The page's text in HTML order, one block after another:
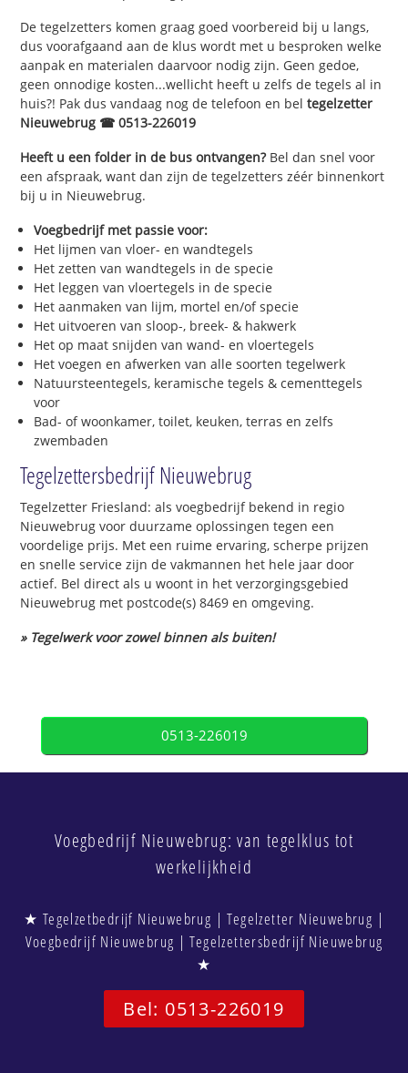
De tegelzetters komen graag goed voorbereid bij u langs,
dus voorafgaand aan de klus wordt met u besproken welke
aanpak en materialen daarvoor nodig zijn. Geen gedoe,
geen onnodige kosten...wellicht heeft u zelfs de tegels al in
huis?! Pak dus vandaag nog de telefoon en beltegelzetter
Nieuwebrug ☎ 0513-226019
Heeft u een folder in de bus ontvangen?Bel dan snel voor
een afspraak, want dan zijn de tegelzetters zéér binnenkort
bij u in Nieuwebrug.
Voegbedrijf met passie voor:
Het lijmen van vloer- en wandtegels
Het zetten van wandtegels in de specie
Het leggen van vloertegels in de specie
Het aanmaken van lijm, mortel en/of specie
Het uitvoeren van sloop-, breek- & hakwerk
Het op maat snijden van wand- en vloertegels
Het voegen en afwerken van alle soorten tegelwerk
Natuursteentegels, keramische tegels & cementtegels
voor
Bad- of woonkamer, toilet, keuken, terras en zelfs
zwembaden
Tegelzettersbedrijf Nieuwebrug
Tegelzetter Friesland: als voegbedrijf bekend in regio
Nieuwebrug voor duurzame oplossingen tegen een
voordelige prijs. Met een ruime ervaring, scherpe prijzen
en snelle service zijn de vakmannen het hele jaar door
actief. Bel direct als u woont in het verzorgingsgebied
Nieuwebrug met postcode(s) 8469 en omgeving.
» Tegelwerk voor zowel binnen als buiten!
0513-226019
Voegbedrijf Nieuwebrug: van tegelklus tot
werkelijkheid
★ Tegelzetbedrijf Nieuwebrug | Tegelzetter Nieuwebrug |
Voegbedrijf Nieuwebrug | Tegelzettersbedrijf Nieuwebrug
★
Bel: 0513-226019